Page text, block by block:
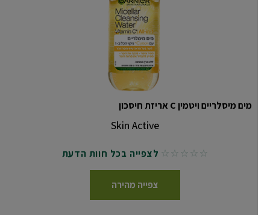
מים מיסלריים ויטמין C אריזת חיסכון
Skin Active
No reviews לצפייה בכל חוות הדעת
צפייה מהירה